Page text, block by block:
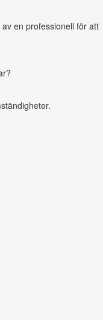
en professionell för att